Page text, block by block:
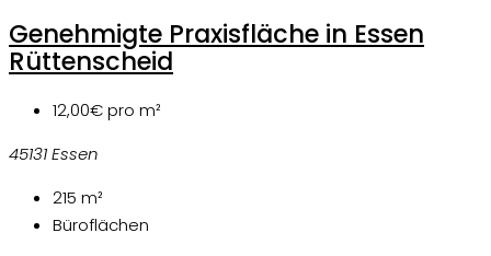
Genehmigte Praxisfläche in Essen
Rüttenscheid
12,00€pro m²
45131 Essen
215 m²
Büroflächen